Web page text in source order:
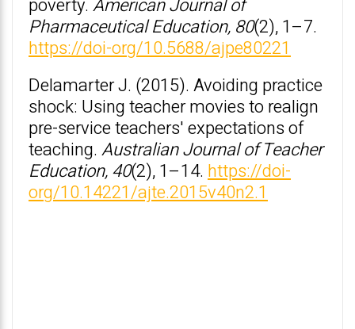
poverty. American Journal of
Pharmaceutical Education, 80(2), 1–7.
https://doi-org/10.5688/ajpe80221
Delamarter J. (2015). Avoiding practice
shock: Using teacher movies to realign
pre-service teachers' expectations of
teaching. Australian Journal of Teacher
Education, 40(2), 1–14. https://doi-
org/10.14221/ajte.2015v40n2.1